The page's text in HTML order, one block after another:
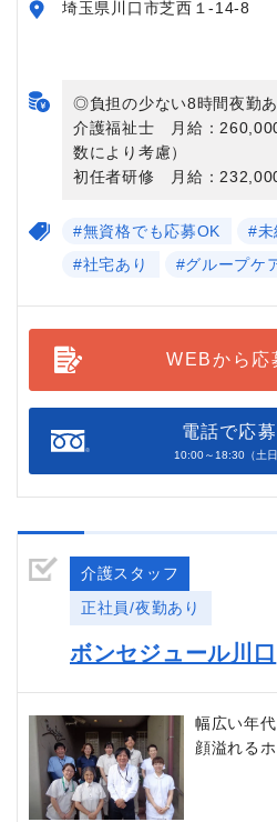
埼玉県川口市芝西１-14-8
◎負担の少ない8時間夜勤
介護福祉士 月給：
数により考慮）
初任者研修 月給：
#無資格でも応募OK
#未
#社宅あり
#グループケ
WEBから応
電話で応
10:00～18:30（土日
介護スタッフ
正社員/夜勤あり
ボンセジュール川口
幅広い年
顔溢れるホ